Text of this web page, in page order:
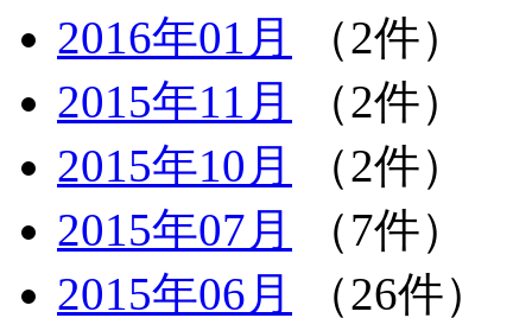
2016年01月
（2件）
2015年11月
（2件）
2015年10月
（2件）
2015年07月
（7件）
2015年06月
（26件）